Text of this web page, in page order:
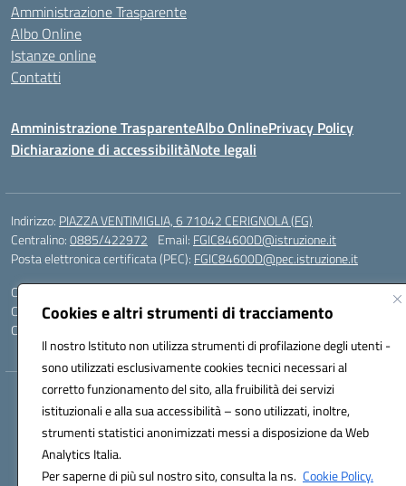
Cookies e altri strumenti di tracciamento
Il nostro Istituto non utilizza strumenti di profilazione degli utenti -
sono utilizzati esclusivamente cookies tecnici necessari al
corretto funzionamento del sito, alla fruibilità dei servizi
istituzionali e alla sua accessibilità – sono utilizzati, inoltre,
strumenti statistici anonimizzati messi a disposizione da Web
Analytics Italia.
Per saperne di più sul nostro sito, consulta la ns. Cookie Policy.
Amministrazione Trasparente
Albo Online
Istanze online
Contatti
Amministrazione TrasparenteAlbo OnlinePrivacy Policy
Dichiarazione di accessibilitàNote legali
Indirizzo: PIAZZA VENTIMIGLIA, 6 71042 CERIGNOLA (FG)
Centralino:0885/422972 Email: FGIC84600D@istruzione.it
Posta elettronica certificata (PEC): FGIC84600D@pec.istruzione.it
Codice fiscale: 81004320719
Codice meccanografico:FGIC84600D
Codice Indice delle Pubbliche Amministrazioni (IPA): istsc_FGIC84600D
Hosting & Powered by 3D Solution S.r.l.
Concept & Design by Designers Italia